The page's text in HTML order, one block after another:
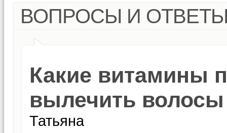
ВОПРОСЫ И
Какие витамины
вылечить волосы
Татьяна